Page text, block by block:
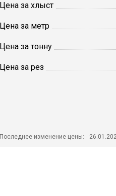
Цена за хлыст
Цена за метр
Цена за тонну
Цена за рез
Последнее изменение цены: